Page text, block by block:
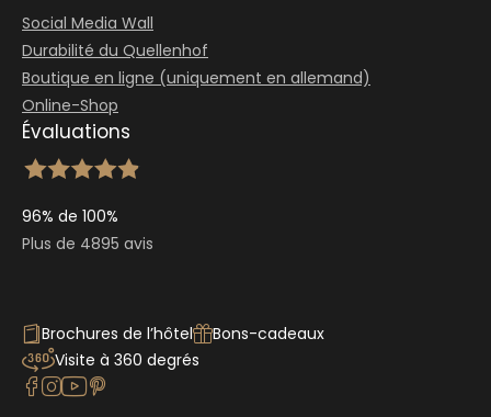
Social Media Wall
Durabilité du Quellenhof
Boutique en ligne (uniquement en allemand)
Online-Shop
Évaluations
96% de 100%
Plus de 4895 avis
Brochures de l’hôtel
Bons-cadeaux
Visite à 360 degrés